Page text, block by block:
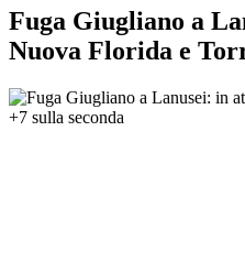
Fuga Giugliano a
Nuova Florida e